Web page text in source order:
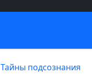
Тайны подсознания